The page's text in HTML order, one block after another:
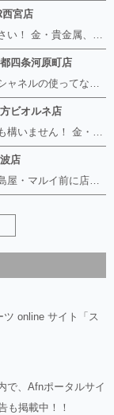
西宮店
高価買取はブランドハンズにお任せください！ 金・貴金属、ルイヴィトン、エルメス、シャネル、ロレックスは特に力を入れておりますが、 他店で断られたボロボロになったバッグや財布、壊れたブランド品、時計、千切れた貴金属もお買取り可能です。 経験豊富な鑑定士が宝石やダイヤモンドの鑑定書がないものでもしっかり見させて頂きます。 その他ブランド食器、銀シルバー製品、美容機器、脱毛器、スマホなど幅広く取り扱っております！ 是非お気軽にお越しください。
四条河原町店
高価買取！！ルイヴィトン、エルメス、シャネルの使ってないものなど ブランドハンズならボロボロでも構いません。 他店に断られたものも当店ならお買取り可能です！ ロレックスやフェンディ、グッチも大歓迎です！ ブランド品や貴金属、時計、宝石、ダイヤモンドは特に高価買取ですのでお査定だけでもお待ちしております。
ビオルネ店
高価買取のブランドハンズはぼろぼろでも構いません！ 金・貴金属、ルイヴィトンやエルメス、シャネルの使ってないものはございませんか？ 他店に断られたものも当店ならお買取り可能です！ ロレックスやフェンディ、グッチも大歓迎！ ブランド品や貴金属、時計、宝石、ダイヤモンドは特に高価買取ですがブランド食器、スマホ、美容機器、銀製品など幅広く取り扱っております。
店
ブランドハンズ難波店は戎橋商店街、高島屋・マルイ前に店舗があります！ ボロボロのルイヴィトン、エルメス、シャネルも高価買取！！ ぼろぼろのものでもブランドハンズなら高くお買取り致します！ ブランド香水や化粧品、動かない時計、ロレックスは特に高価買取です。 貴金属や宝石、ダイヤモンドの鑑定書がないものでもしっかり見させて頂きます。 是非お気軽にお越しください。
ツ online サイト「ス
で、Afnポータルサイ
も掲載中！！